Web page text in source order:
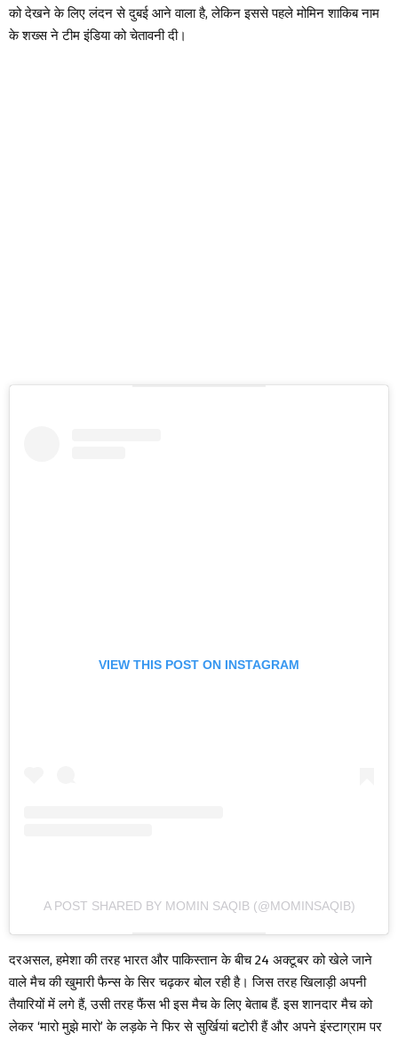
को देखने के लिए लंदन से दुबई आने वाला है, लेकिन इससे पहले मोमिन शाकिब नाम
के शख्स ने टीम इंडिया को चेतावनी दी।
VIEW THIS POST ON INSTAGRAM
A POST SHARED BY MOMIN SAQIB (@MOMINSAQIB)
दरअसल, हमेशा की तरह भारत और पाकिस्तान के बीच 24 अक्टूबर को खेले जाने
वाले मैच की खुमारी फैन्स के सिर चढ़कर बोल रही है। जिस तरह खिलाड़ी अपनी
तैयारियों में लगे हैं, उसी तरह फैंस भी इस मैच के लिए बेताब हैं. इस शानदार मैच को
लेकर ‘मारो मुझे मारो’ के लड़के ने फिर से सुर्खियां बटोरी हैं और अपने इंस्टाग्राम पर